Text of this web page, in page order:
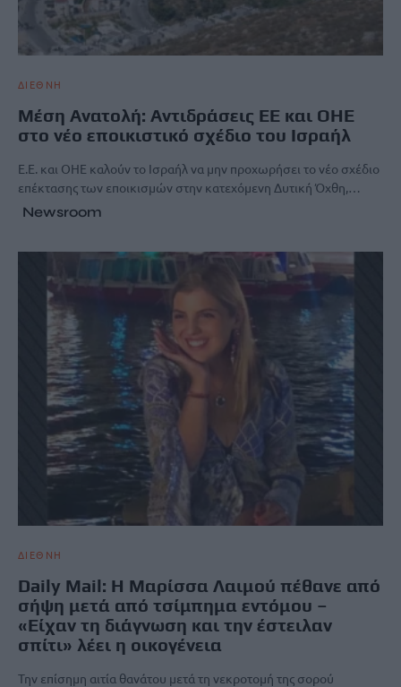
ΔΙΕΘΝΗ
Μέση Ανατολή: Αντιδράσεις ΕΕ και ΟΗΕ
στο νέο εποικιστικό σχέδιο του Ισραήλ
Ε.Ε. και ΟΗΕ καλούν το Ισραήλ να μην προχωρήσει το νέο σχέδιο
επέκτασης των εποικισμών στην κατεχόμενη Δυτική Όχθη,…
Newsroom
ΔΙΕΘΝΗ
Daily Mail: Η Μαρίσσα Λαιμού πέθανε από
σήψη μετά από τσίμπημα εντόμου –
«Είχαν τη διάγνωση και την έστειλαν
σπίτι» λέει η οικογένεια
Την επίσημη αιτία θανάτου μετά τη νεκροτομή της σορού